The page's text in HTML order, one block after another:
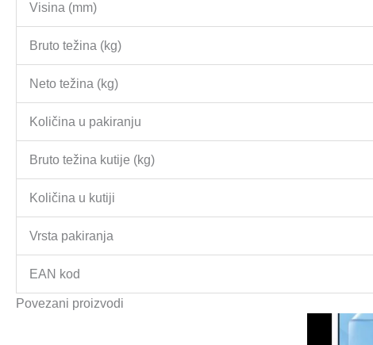
Visina (mm)
Bruto težina (kg)
Neto težina (kg)
Količina u pakiranju
Bruto težina kutije (kg)
Količina u kutiji
Vrsta pakiranja
EAN kod
Povezani proizvodi